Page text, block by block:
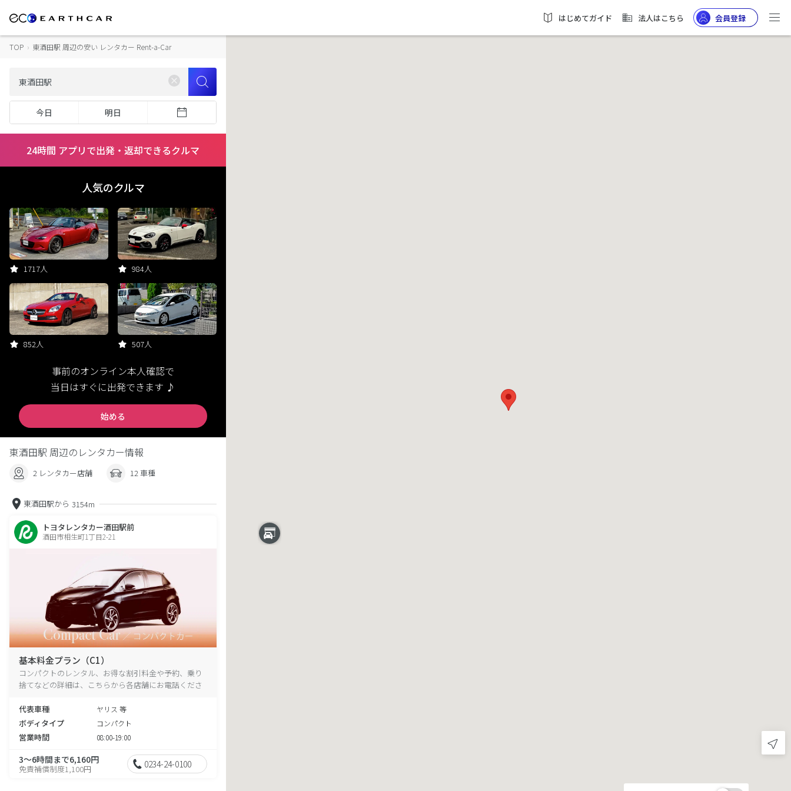
はじめてガイド 法人はこちら 会員登録
TOP › 東酒田駅 周辺の安い レンタカー Rent-a-Car
今日 明日
24時間 アプリで出発・返却できるクルマ
人気のクルマ
1717人 984人
852人 507人
事前のオンライン本人確認で
当日はすぐに出発できます ♪
始める
東酒田駅 周辺のレンタカー情報
2 レンタカー店舗 12 車種
東酒田駅から 3154m
トヨタレンタカー酒田駅前
酒田市相生町1丁目2-21
基本料金プラン（C1）
コンパクトのレンタル、お得な割引料金や予約、乗り
捨てなどの詳細は、こちらから各店舗にお電話くださ
代表車種
ヤリス 等
ボディタイプ コンパクト
営業時間 08:00-19:00
3～6時間まで6,160円
免責補償制度1,100円 0234-24-0100